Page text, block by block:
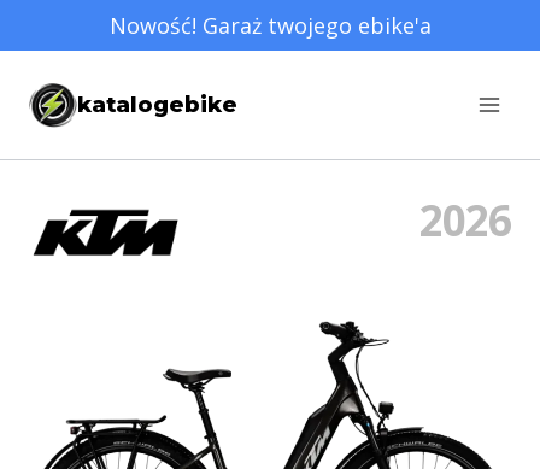
do
treści
Nowość! Garaż twojego ebike'a
katalogebike
2026